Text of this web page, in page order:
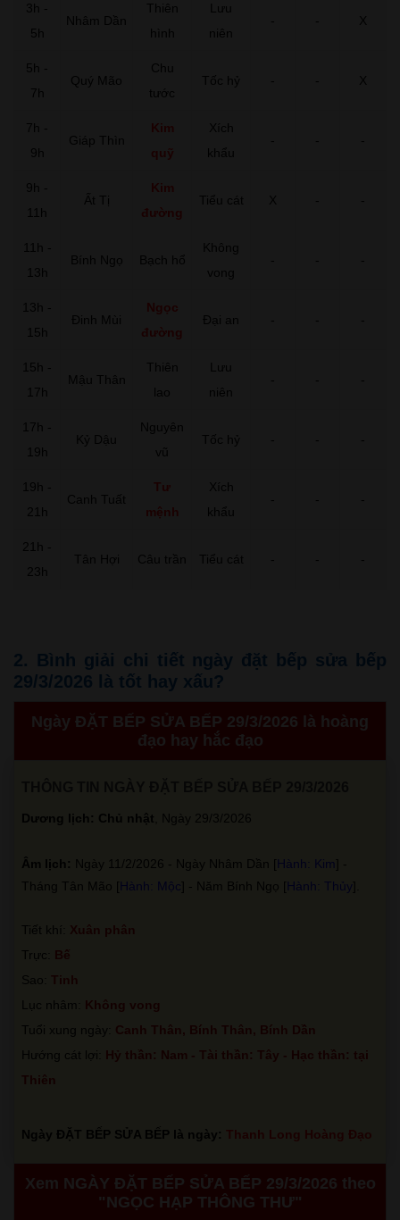
3h -
5h
Nhâm Dần
Thiên
hình
Lưu
niên
- - X
5h -
7h
Quý Mão
Chu
tước
Tốc hỷ - - X
7h -
9h
Giáp Thìn
Kim
quỹ
Xích
khẩu
- - -
9h -
11h
Ất Tị
Kim
đường
Tiểu cát X - -
11h -
13h
Bính Ngọ Bạch hổ
Không
vong
- - -
13h -
15h
Đinh Mùi
Ngọc
đường
Đại an - - -
15h -
17h
Mậu Thân
Thiên
lao
Lưu
niên
- - -
17h -
19h
Kỷ Dậu
Nguyên
vũ
Tốc hỷ - - -
19h -
21h
Canh Tuất
Tư
mệnh
Xích
khẩu
- - -
21h -
23h
Tân Hợi Câu trần Tiểu cát - - -
2. Bình giải chi tiết ngày đặt bếp sửa bếp
29/3/2026 là tốt hay xấu?
Ngày ĐẶT BẾP SỬA BẾP 29/3/2026 là hoàng
đạo hay hắc đạo
Dương lịch: Chủ nhật , Ngày 29/3/2026
Âm lịch: Ngày 11/2/2026 - Ngày Nhâm Dần [ Hành: Kim
] -
Tháng Tân Mão [ Hành: Mộc ] - Năm Bính Ngọ [ Hành: Thủy
Tiết khí: Xuân phân
Trực: Bế
Sao: Tinh
Lục nhâm: Không vong
Tuổi xung ngày: Canh Thân, Bính Thân, Bính Dần
Hướng cát lợi: Hỷ thần: Nam - Tài thần: Tây - Hạc thần: tại
Thiên
Ngày ĐẶT BẾP SỬA BẾP là ngày: Thanh Long Hoàng Đạo
Xem NGÀY ĐẶT BẾP SỬA BẾP 29/3/2026 theo
"NGỌC HẠP THÔNG THƯ"